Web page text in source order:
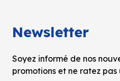
Newsletter
Soyez informé de nos
promotions et ne ratez